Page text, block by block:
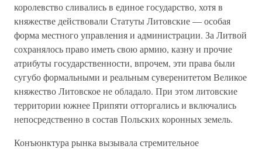
королевство сливались в единое государство, хотя в
княжестве действовали Статуты Литовские — особая
форма местного управления и администрации. За Литвой
сохранялось право иметь свою армию, казну и прочие
атрибуты государственности, впрочем, эти права были
сугубо формальными и реальным суверенитетом Великое
княжество Литовское не обладало. При этом литовские
территории южнее Припяти отторгались и включались
непосредственно в состав Польских коронных земель.
Конъюнктура рынка вызывала стремительное